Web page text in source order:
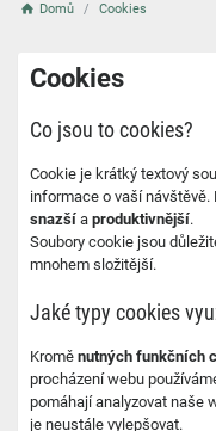
Domů Cookies
Cookies
Co jsou to cookies?
Cookie je krátký textový
informace o vaší
snazší a produktivnější.
Soubory cookie jsou
mnohem složitější.
Jaké typy cookies
Kromě nutných funkčních
procházení webu
pomáhají analyzovat naše
je neustále vylepšovat.